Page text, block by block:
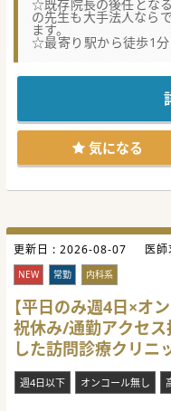
☆既存院長の後任とな
の先生も大手法人なら
ます。
☆最寄り駅から徒歩1分
セスも抜群のクリニッ
【医療機関情報】
■東京都・神奈川県に
のため、精神科訪問診
■精神科の在宅医療に
職員の雇用数共に現
■今後は精神疾患のみ
患のフォロー体制を充
【職場環境と雰囲気】
しています。
■訪問エリアは半径5㎞
スケジュールを組んで
えます。
■新患受け入れの際は
況を十分に確認し、問
しています。
【業務内容】
■経営責任や総務・労
ます。診療に集中でき
■医師1名、診療所補
看護師1名、ドライバ
■診療補助スタッフに
気になる
更新日 : 2026-08-07 医
NEW 常勤 内科系
【平日のみ週4日×オ
祝休み/通勤アクセ
した訪問診療クリニ
川県川崎市幸区]
週4日以下 オンコール無し